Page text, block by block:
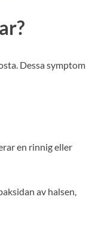
Dessa symptom
en rinnig eller
av halsen,